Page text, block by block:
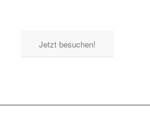
Jetzt besuchen!